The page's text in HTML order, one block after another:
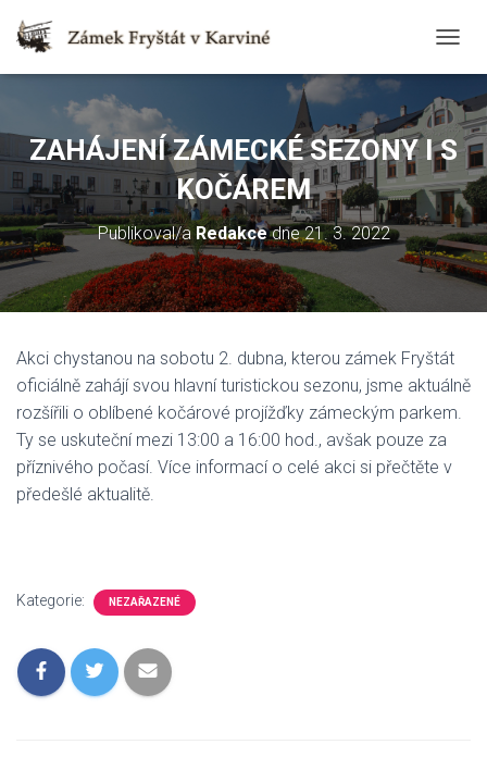
O
G
G
L
E
N
A
V
I
G
A
N
ZAHÁJENÍ ZÁMECKÉ SEZONY I S
KOČÁREM
Publikoval/aRedakcedne21. 3. 2022
Akci chystanou na sobotu 2. dubna, kterou zámek Fryštát
oficiálně zahájí svou hlavní turistickou sezonu, jsme aktuálně
rozšířili o oblíbené kočárové projížďky zámeckým parkem.
Ty se uskuteční mezi 13:00 a 16:00 hod., avšak pouze za
příznivého počasí. Více informací o celé akci si přečtěte v
předešlé aktualitě.
Kategorie: NEZAŘAZENÉ